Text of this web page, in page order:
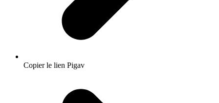
Copier le lien Pigav